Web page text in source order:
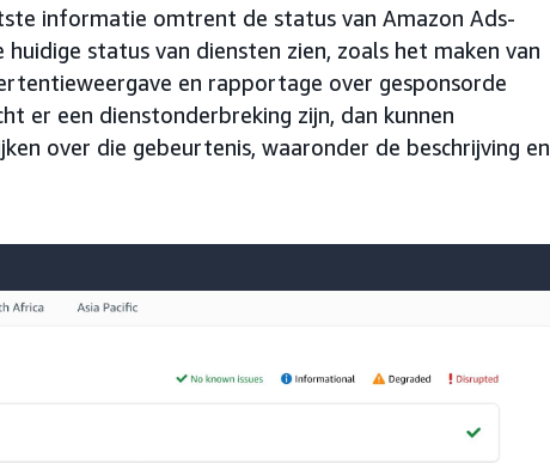
informatie omtrent de status van Amazon Ads-
status van diensten zien, zoals het maken van
en rapportage over gesponsorde
er een dienstonderbreking zijn, dan kunnen
over die gebeurtenis, waaronder de beschrijving en